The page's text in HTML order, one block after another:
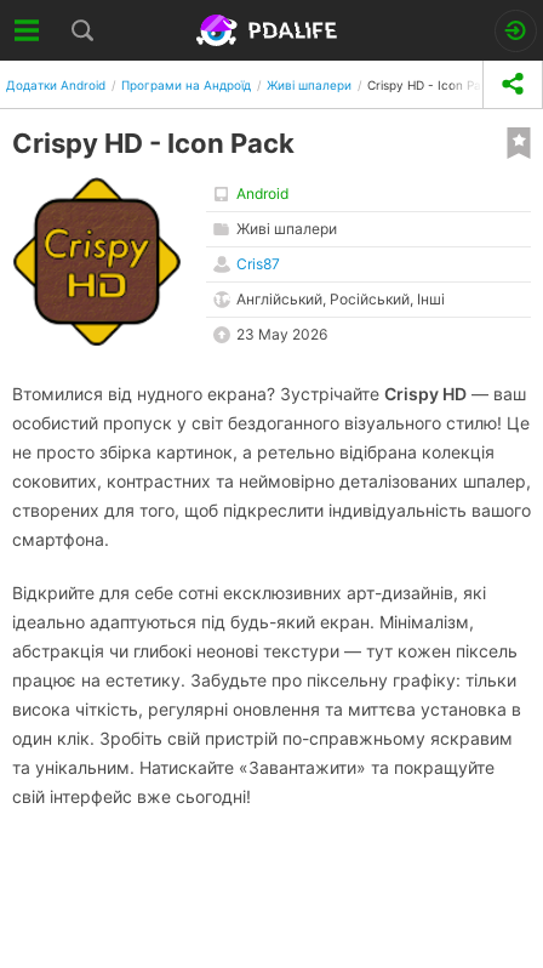
Додатки Android Програми на Андроїд Живі шпалери Crispy HD - Icon Pack
Crispy HD - Icon Pack
Android
Живі шпалери
Cris87
Англійський, Російський, Інші
23 May 2026
Втомилися від нудного екрана? Зустрічайте Crispy HD — ваш
особистий пропуск у світ бездоганного візуального стилю! Це
не просто збірка картинок, а ретельно відібрана колекція
соковитих, контрастних та неймовірно деталізованих шпалер,
створених для того, щоб підкреслити індивідуальність вашого
смартфона.
Відкрийте для себе сотні ексклюзивних арт-дизайнів, які
ідеально адаптуються під будь-який екран. Мінімалізм,
абстракція чи глибокі неонові текстури — тут кожен піксель
працює на естетику. Забудьте про піксельну графіку: тільки
висока чіткість, регулярні оновлення та миттєва установка в
один клік. Зробіть свій пристрій по-справжньому яскравим
та унікальним. Натискайте «Завантажити» та покращуйте
свій інтерфейс вже сьогодні!